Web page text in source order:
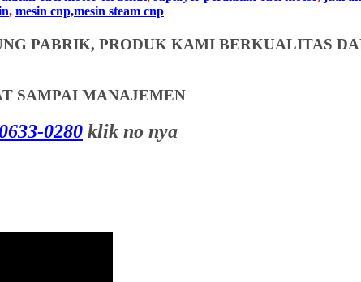
, mesin cnp,mesin steam cnp
PABRIK, PRODUK KAMI BERKUALITAS
SAMPAI MANAJEMEN
0280 klik no nya